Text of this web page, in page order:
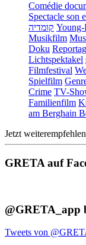
Comédie
Spectacle son
קומדיה
Musikfilm
Doku
Lichtspektakel
Filmfestival
Spielfilm
Crime TV-
Familienfilm
am Berghain
Jetzt
GRETA auf
@GRETA_app
Tweets von